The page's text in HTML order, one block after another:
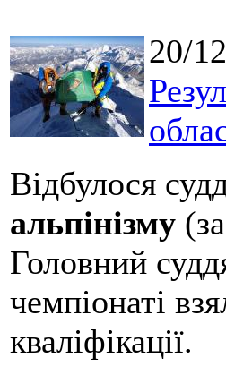
20/
Відбулося
альпінізму
Головний
чемпіонаті
кваліфікації.